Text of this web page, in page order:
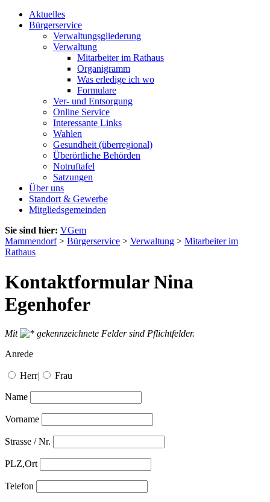
Aktuelles
Bürgerservice
Verwaltungsgliederung
Verwaltung
Mitarbeiter im Rathaus
Organigramm
Was erledige ich wo
Formulare
Ver- und Entsorgung
Online Service
Interessante Links
Wahlen
Gesundheit (überregional)
Überörtliche Behörden
Notruftafel
Satzungen
Über uns
Standort & Gewerbe
Mitgliedsgemeinden
Sie sind hier: VGem
Mammendorf> Bürgerservice > Verwaltung > Mitarbeiter im
Rathaus
Kontaktformular Nina
Egenhofer
Mit
gekennzeichnete Felder sind Pflichtfelder.
Anrede
Herr| Frau
Name
Vorname
Strasse / Nr.
PLZ,Ort
Telefon